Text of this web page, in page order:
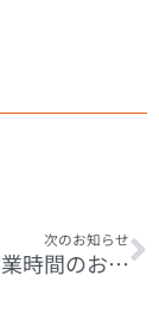
次のお知らせ
年末年始営業時間のお知らせ